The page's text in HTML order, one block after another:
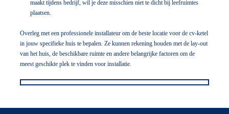
maakt tijdens bedrijf, wil je deze misschien niet te dicht bij leefruimtes
plaatsen.
Overleg met een professionele installateur om de beste locatie voor de cv-ketel
in jouw specifieke huis te bepalen. Ze kunnen rekening houden met de lay-out
van het huis, de beschikbare ruimte en andere belangrijke factoren om de
meest geschikte plek te vinden voor installatie.